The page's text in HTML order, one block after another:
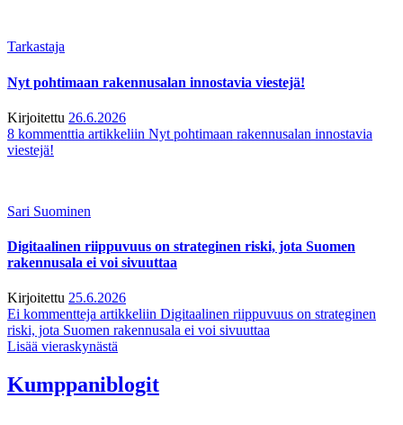
Tarkastaja
Nyt pohtimaan rakennusalan innostavia viestejä!
Kirjoitettu 26.6.2026
8 kommenttia artikkeliin Nyt pohtimaan rakennusalan innostavia
viestejä!
Sari Suominen
Digitaalinen riippuvuus on strateginen riski, jota Suomen
rakennusala ei voi sivuuttaa
Kirjoitettu 25.6.2026
Ei kommentteja artikkeliin Digitaalinen riippuvuus on strateginen
riski, jota Suomen rakennusala ei voi sivuuttaa
Lisää vieraskynästä
Kumppaniblogit